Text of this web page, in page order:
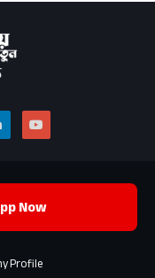
Now
Profile